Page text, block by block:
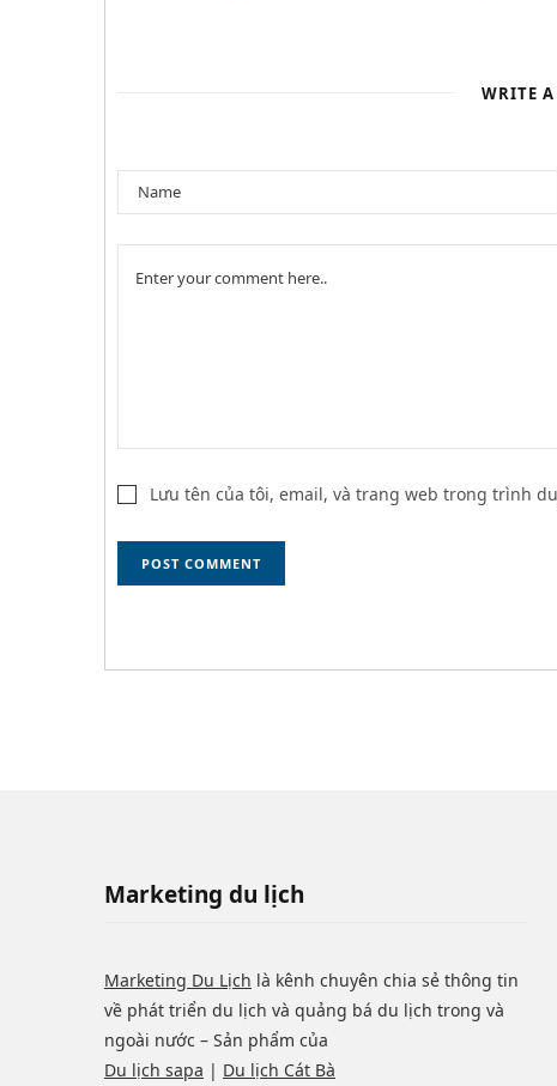
WRITE
Lưu tên của tôi, email, và trang web trong trình
Marketing du lịch
Marketing Du Lịch là kênh chuyên chia sẻ thông tin
về phát triển du lịch và quảng bá du lịch trong và
ngoài nước – Sản phẩm của
Du lịch sapa | Du lịch Cát Bà